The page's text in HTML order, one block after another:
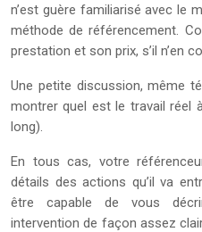
n’est guère familiarisé avec le
méthode de référencement.
prestation et son prix, s’il n’en
Une petite discussion, même
montrer quel est le travail réel
long).
En tous cas, votre
détails des actions qu’il va
être capable de vous
intervention de façon assez